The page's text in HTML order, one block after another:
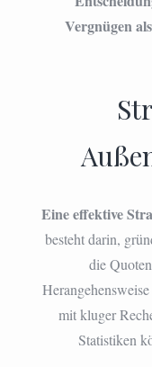
Vergnügen
Eine effektive
besteht darin,
die
mit kluger
Statistiken